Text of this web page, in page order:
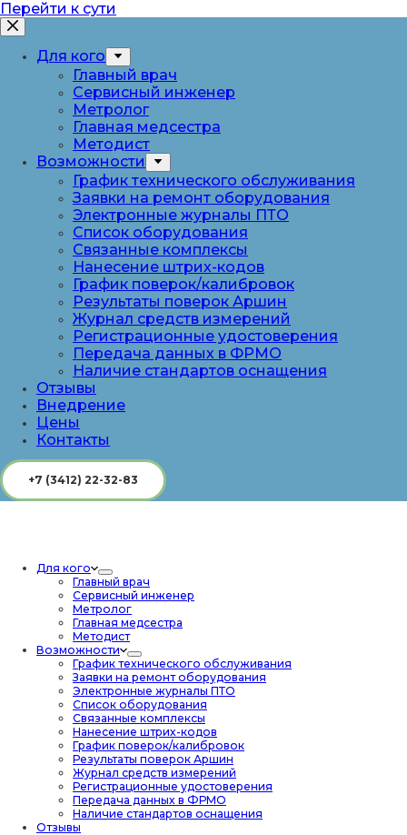
Перейти к сути
Для кого
Главный врач
Сервисный инженер
Метролог
Главная медсестра
Методист
Возможности
График технического обслуживания
Заявки на ремонт оборудования
Электронные журналы ПТО
Список оборудования
Связанные комплексы
Нанесение штрих-кодов
График поверок/калибровок
Результаты поверок Аршин
Журнал средств измерений
Регистрационные удостоверения
Передача данных в ФРМО
Наличие стандартов оснащения
Отзывы
Внедрение
Цены
Контакты
+7 (3412) 22-32-83
Для кого
Главный врач
Сервисный инженер
Метролог
Главная медсестра
Методист
Возможности
График технического обслуживания
Заявки на ремонт оборудования
Электронные журналы ПТО
Список оборудования
Связанные комплексы
Нанесение штрих-кодов
График поверок/калибровок
Результаты поверок Аршин
Журнал средств измерений
Регистрационные удостоверения
Передача данных в ФРМО
Наличие стандартов оснащения
Отзывы